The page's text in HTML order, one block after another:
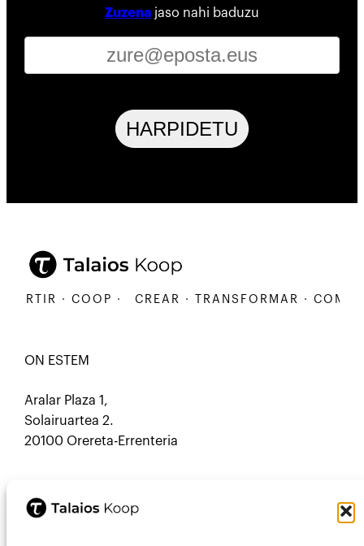
Zuzena jaso nahi baduzu
HARPIDETU
· COOP · CREAR · TRANSFORMAR ·
ON ESTEM
Aralar Plaza 1,
Solairuartea 2.
20100 Orereta-Errenteria